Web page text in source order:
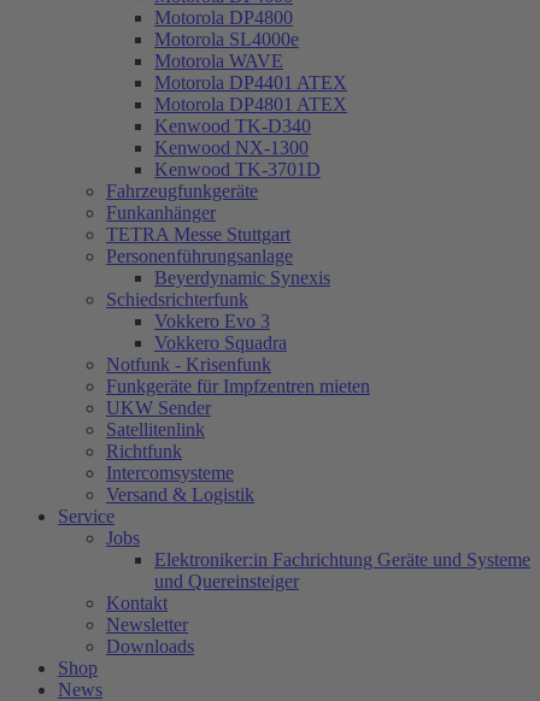
Motorola DP4800
Motorola SL4000e
Motorola WAVE
Motorola DP4401 ATEX
Motorola DP4801 ATEX
Kenwood TK-D340
Kenwood NX-1300
Kenwood TK-3701D
Fahrzeugfunkgeräte
Funkanhänger
TETRA Messe Stuttgart
Personenführungsanlage
Beyerdynamic Synexis
Schiedsrichterfunk
Vokkero Evo 3
Vokkero Squadra
Notfunk - Krisenfunk
Funkgeräte für Impfzentren mieten
UKW Sender
Satellitenlink
Richtfunk
Intercomsysteme
Versand & Logistik
Service
Jobs
Elektroniker:in Fachrichtung Geräte und Systeme
und Quereinsteiger
Kontakt
Newsletter
Downloads
Shop
News